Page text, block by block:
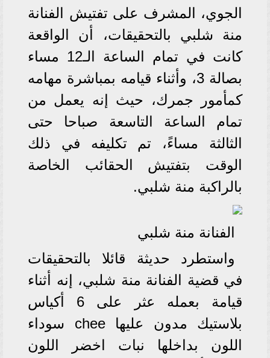
الجوي، المشرف على تفتيش الفنانة
منة شلبي بالتحقيقات، أن الواقعة
كانت في تمام الساعة الـ12 مساء
بصالة 3، وأثناء قيامه بمباشرة مهامه
كمأمور جمرك، حيث إنه يعمل من
تمام الساعة التاسعة صباحا حتى
الثالثة مساءً، تم تكليفه في ذلك
الوقت بتفتيش الحقائب الخاصة
بالراكبة منة شلبي.
الفنانة منة شلبي
واستطرد حديثة قائلا بالتحقيقات
في قضية الفنانة منة شلبي، إنه أثناء
قيامة بعمله عثر على 6 أكياس
بلاستيك مدون عليها chee سوداء
اللون بداخلها نبات اخضر اللون